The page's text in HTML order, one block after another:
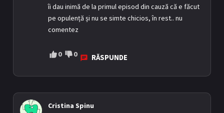
îi dau inimă de la primul episod din cauză că e făcut
pe opulență și nu se simte chicios, în rest.. nu
comentez
0 0 RĂSPUNDE
Cristina Spinu